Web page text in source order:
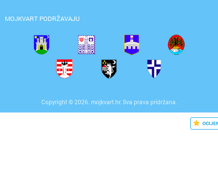
MOJKVART PODRŽAVAJU
Copyright © 2026. mojkvart.hr. Sva prava pridržana.